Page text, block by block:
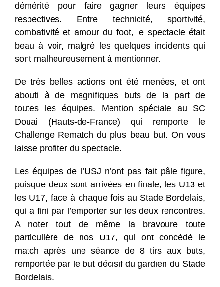
démérité pour faire gagner leurs équipes
respectives. Entre technicité, sportivité,
combativité et amour du foot, le spectacle était
beau à voir, malgré les quelques incidents qui
sont malheureusement à mentionner.
De très belles actions ont été menées, et ont
abouti à de magnifiques buts de la part de
toutes les équipes. Mention spéciale au SC
Douai (Hauts-de-France) qui remporte le
Challenge Rematch du plus beau but. On vous
laisse profiter du spectacle.
Les équipes de l’USJ n’ont pas fait pâle figure,
puisque deux sont arrivées en finale, les U13 et
les U17, face à chaque fois au Stade Bordelais,
qui a fini par l’emporter sur les deux rencontres.
A noter tout de même la bravoure toute
particulière de nos U17, qui ont concédé le
match après une séance de 8 tirs aux buts,
remportée par le but décisif du gardien du Stade
Bordelais.